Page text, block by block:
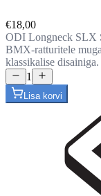
€18,00
ODI Longneck SLX
BMX-ratturitele
klassikalise disainiga.
1
Lisa korvi